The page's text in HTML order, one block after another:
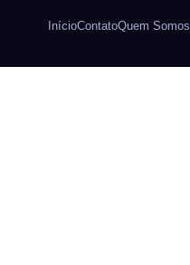
InícioContatoQuem Somos